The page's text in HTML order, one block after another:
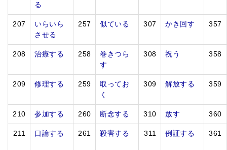
る
207
いらいら
させる
257 似ている 307 かき回す 357
208 治療する 258
巻きつら
す
308 祝う 358
209 修理する 259
取ってお
く
309 解放する 359
210 参加する 260 断念する 310 放す 360
211 口論する 261 殺害する 311 例証する 361